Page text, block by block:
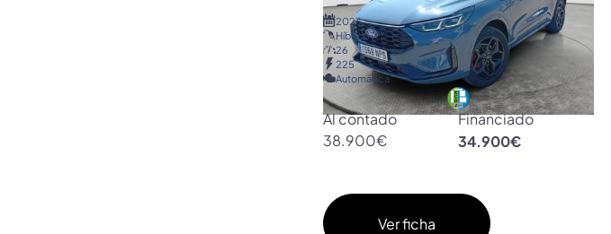
2026
Híbrido
26
225
Automática
Al contado
38.900€
Financiado
34.900€
Ver ficha